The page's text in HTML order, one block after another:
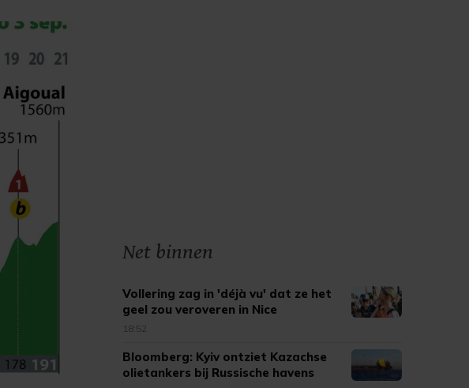
Net binnen
Vollering zag in 'déjà vu' dat ze het
geel zou veroveren in Nice
18:52
Bloomberg: Kyiv ontziet Kazachse
olietankers bij Russische havens